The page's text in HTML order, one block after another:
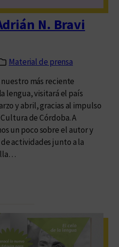
N. Bravi
Material de prensa
más reciente
lengua, visitará el país
y abril, gracias al impulso
de Córdoba. A
un poco sobre el autor y
actividades junto a la